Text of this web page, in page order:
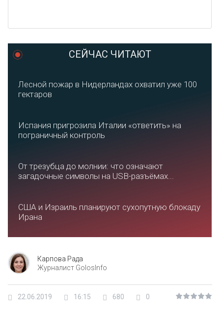
СЕЙЧАС ЧИТАЮТ
Лесной пожар в Нидерландах охватил уже 100
гектаров
Испания пригрозила Италии «ответить» на
пограничный контроль
От трезубца до молнии: что означают
загадочные символы на USB-разъёмах...
США и Израиль планируют сухопутную блокаду
Ирана
Карпова Рада
Журналист GolosInfo
22.06.2019 16:15 680 0